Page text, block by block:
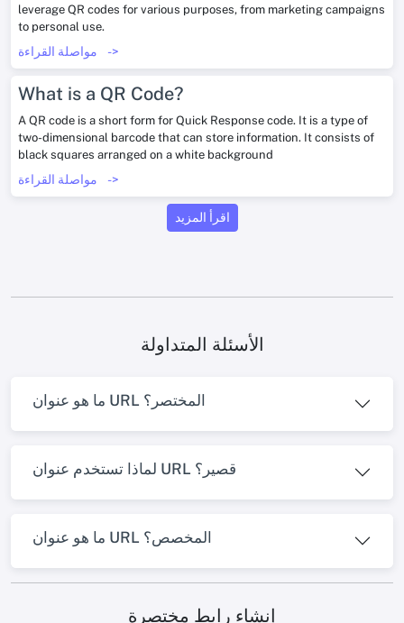
leverage QR codes for various purposes, from marketing campaigns
to personal use.
->
What is a QR Code?
A QR code is a short form for Quick Response code. It is a type of
two-dimensional barcode that can store information. It consists of
black squares arranged on a white background
->
اقرأ المزيد
الأسئلة المتداولة
ما هو عنوان URL المختصر؟
لماذا تستخدم عنوان URL قصير؟
ما هو عنوان URL المخصص؟
إنشاء رابط مختصرة